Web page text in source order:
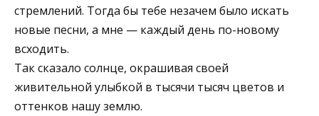
стремлений. Тогда бы тебе незачем было искать
новые песни, а мне — каждый день по-новому
всходить.
Так сказало солнце, окрашивая своей
живительной улыбкой в тысячи тысяч цветов и
оттенков нашу землю.